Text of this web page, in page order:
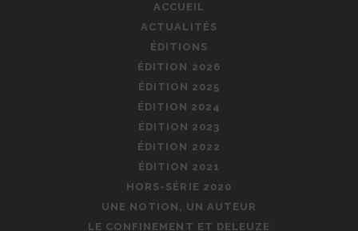
ACCUEIL
ACTUALITÉS
ÉDITIONS
ÉDITION 2026
ÉDITION 2025
ÉDITION 2024
ÉDITION 2023
ÉDITION 2022
ÉDITION 2021
HORS-SÉRIE 2020
UNE NOTION, UN AUTEUR
LE CONFINEMENT ET DELEUZE